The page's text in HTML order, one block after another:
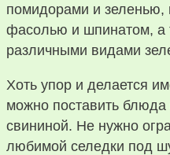
помидорами и зеленью,
фасолью и шпинатом, а
различными видами
Хоть упор и делается
можно поставить
свининой. Не нужно
любимой селедки под